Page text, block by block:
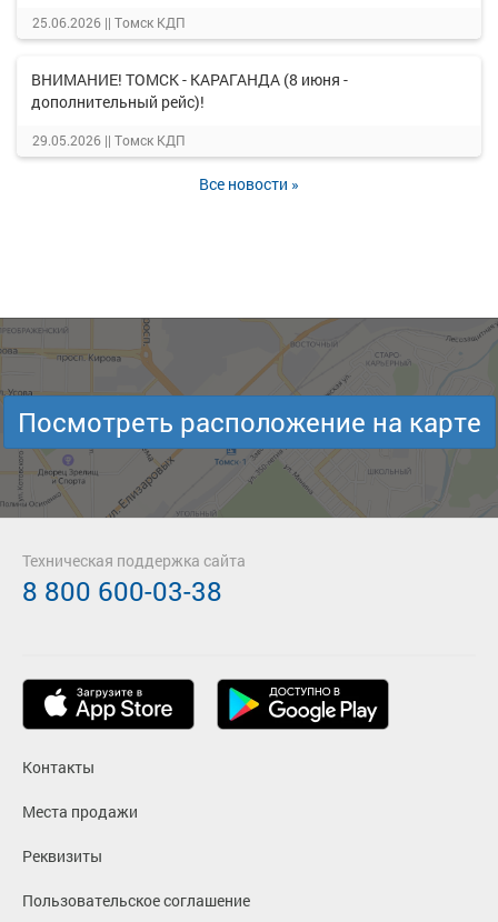
25.06.2026 || Томск КДП
ВНИМАНИЕ! ТОМСК - КАРАГАНДА (8 июня -
дополнительный рейс)!
29.05.2026 || Томск КДП
Все новости »
Посмотреть расположение на карте
Контакты
Места продажи
Реквизиты
Пользовательское соглашение
Техническая поддержка сайта
8 800 600-03-38